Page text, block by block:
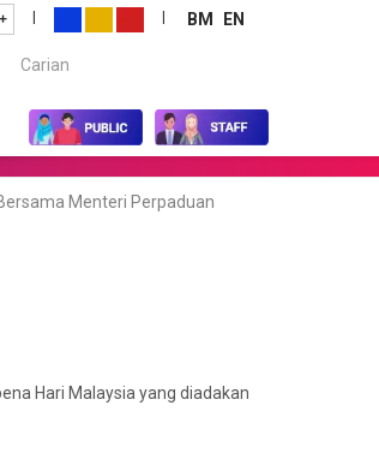
| | BM
EN
Carian...
Menteri Perpaduan
Hari Malaysia yang diadakan